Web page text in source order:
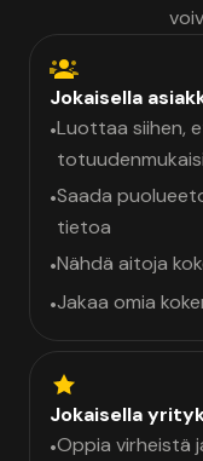
Jokaisella
•Luottaa siihen,
•Saada
tietoa
•Nähdä aitoja
•Jakaa omia
Jokaisella
•Oppia virheistä